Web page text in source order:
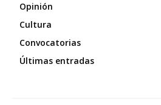
Opinión
Cultura
Convocatorias
Últimas entradas